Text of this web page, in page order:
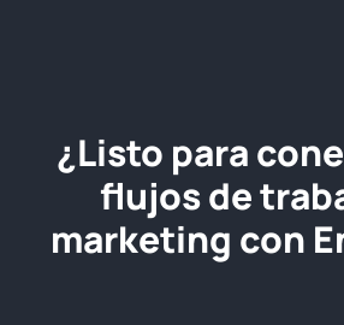
¿Listo para
flujos de
marketing con